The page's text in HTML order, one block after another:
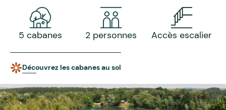
5 cabanes 2 personnes Accès escalier
Découvrez les cabanes au sol